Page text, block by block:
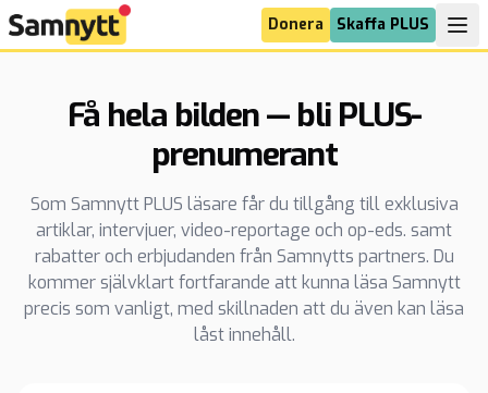
Donera Skaffa PLUS
Få hela bilden — bli PLUS-
prenumerant
Som Samnytt PLUS läsare får du tillgång till exklusiva
artiklar, intervjuer, video-reportage och op-eds. samt
rabatter och erbjudanden från Samnytts partners. Du
kommer självklart fortfarande att kunna läsa Samnytt
precis som vanligt, med skillnaden att du även kan läsa
låst innehåll.